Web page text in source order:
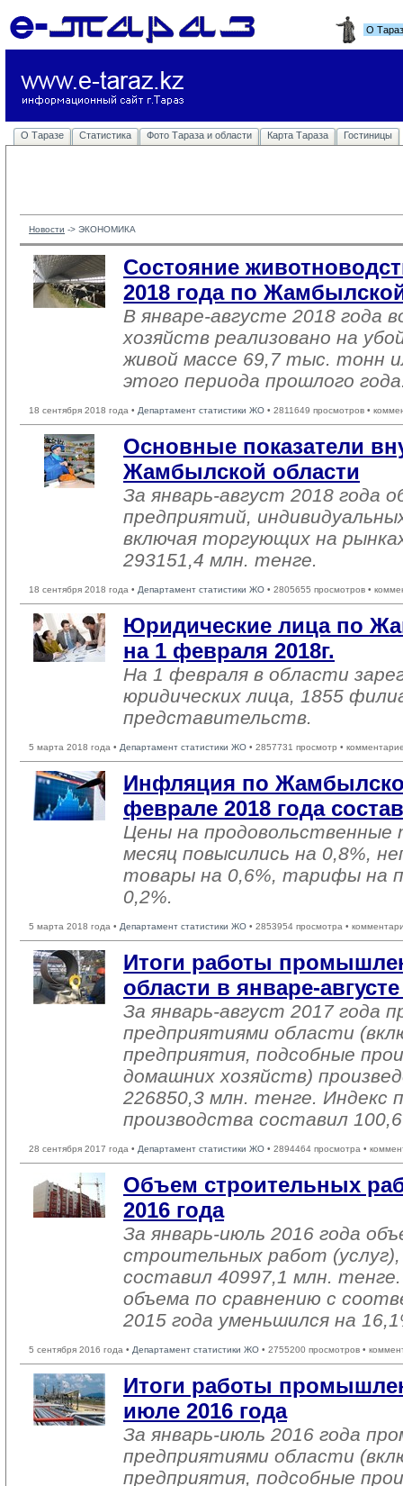
О
О Таразе Статистика Фото Тараза и области Карта Тараза Гостиницы
Новости -> ЭКОНОМИКА
Состояние
2018 года по
В январе-августе 2018 года
хозяйств реализовано на
живой массе 69,7 тыс. тонн
этого периода прошлого
18 сентября 2018 года • Департамент статистики ЖО • 2811649 просмотров •
Основные показатели
Жамбылской области
За январь-август 2018 года
предприятий,
включая торгующих на
293151,4 млн. тенге.
18 сентября 2018 года • Департамент статистики ЖО • 2805655 просмотров •
Юридические лица по
на 1 февраля 2018г.
На 1 февраля в области
юридических лица, 1855
представительств.
5 марта 2018 года • Департамент статистики ЖО • 2857731 просмотр •
Инфляция по
феврале 2018 года
Цены на
месяц повысились на 0,8%,
товары на 0,6%, тарифы на
0,2%.
5 марта 2018 года • Департамент статистики ЖО • 2853954 просмотра •
Итоги работы
области в январе-
За январь-август 2017 года
предприятиями области
предприятия, подсобные
домашних хозяйств)
226850,3 млн. тенге. Индекс
производства составил
28 сентября 2017 года • Департамент статистики ЖО • 2894464 просмотра •
Объем строительных
2016 года
За январь-июль 2016 года
строительных работ
составил 40997,1 млн.
объема по сравнению с
2015 года уменьшился на
5 сентября 2016 года • Департамент статистики ЖО • 2755200 просмотров •
Итоги работы
июле 2016 года
За январь-июль 2016 года
предприятиями области
предприятия, подсобные